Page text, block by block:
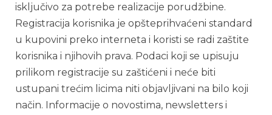
isključivo za potrebe realizacije porudžbine.
Registracija korisnika je opšteprihvaćeni standard
u kupovini preko interneta i koristi se radi zaštite
korisnika i njihovih prava. Podaci kојi se upisuju
prilikom registracije su zaštićeni i neće biti
ustupani trećim licima niti objavljivani na bilo koji
način. Informacije o novostima, newsletters i